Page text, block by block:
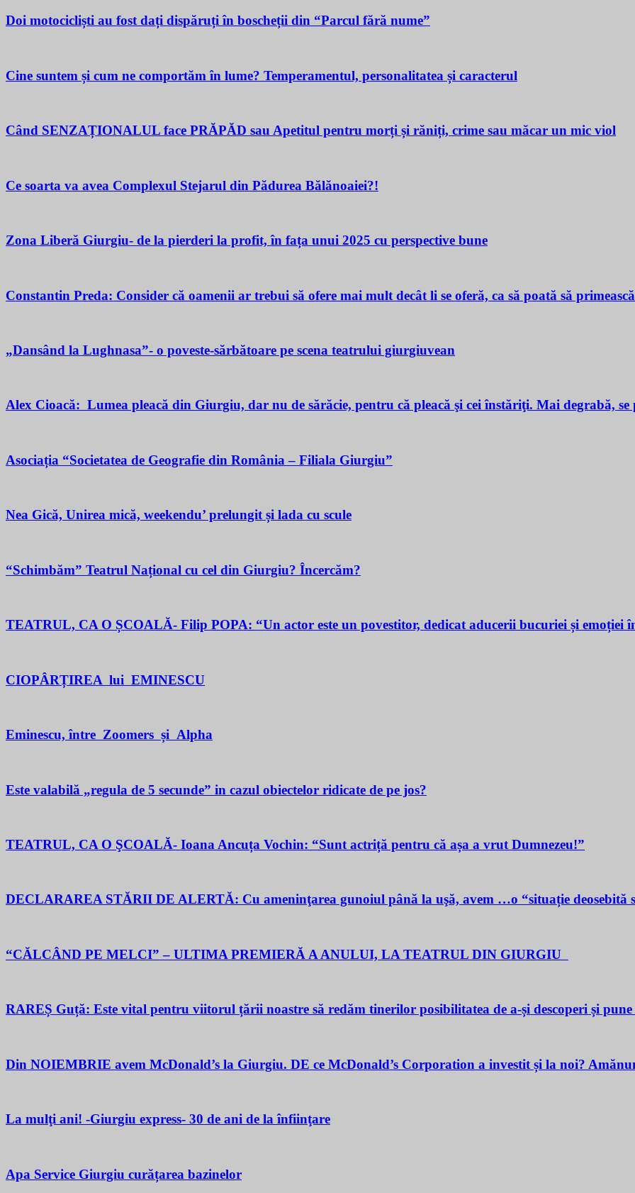
Doi motocicliști au fost dați dispăruți în boscheții din “Parcul fără nume”
Cine suntem și cum ne comportăm în lume? Temperamentul, personalitatea și caracterul
Când SENZAȚIONALUL face PRĂPĂD sau Apetitul pentru morți și răniți, crime sau măcar un mic viol
Ce soarta va avea Complexul Stejarul din Pădurea Bălănoaiei?!
Zona Liberă Giurgiu- de la pierderi la profit, în fața unui 2025 cu perspective bune
Constantin Preda: Consider că oamenii ar trebui să ofere mai mult decât li se oferă, ca să poată să
„Dansând la Lughnasa”- o poveste-sărbătoare pe scena teatrului giurgiuvean
Alex Cioacă: Lumea pleacă din Giurgiu, dar nu de sărăcie, pentru că pleacă şi cei înstăriţi. Mai degrabă,
Asociația “Societatea de Geografie din România – Filiala Giurgiu”
Nea Gică, Unirea mică, weekendu’ prelungit și lada cu scule
“Schimbăm” Teatrul Național cu cel din Giurgiu? Încercăm?
TEATRUL, CA O ȘCOALĂ- Filip POPA: “Un actor este un povestitor, dedicat aducerii bucuriei și emoției
CIOPÂRȚIREA lui EMINESCU
Eminescu, între Zoomers și Alpha
Este valabilă „regula de 5 secunde” in cazul obiectelor ridicate de pe jos?
TEATRUL, CA O ŞCOALĂ- Ioana Ancuța Vochin: “Sunt actriță pentru că așa a vrut Dumnezeu!”
DECLARAREA STĂRII DE ALERTĂ: Cu ameninţarea gunoiul până la uşă, avem …o “situație deosebită
“CĂLCÂND PE MELCI” – ULTIMA PREMIERĂ A ANULUI, LA TEATRUL DIN GIURGIU
RAREȘ Guță: Este vital pentru viitorul țării noastre să redăm tinerilor posibilitatea de a-și descoperi și
Din NOIEMBRIE avem McDonald’s la Giurgiu. DE ce McDonald’s Corporation a investit și la noi?
La mulţi ani! -Giurgiu express- 30 de ani de la înfiinţare
Apa Service Giurgiu curățarea bazinelor